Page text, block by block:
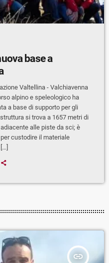
base a
Valtellina - Valchiavenna
alpino e speleologico ha
a base di supporto per gli
si trova a 1657 metri di
alle piste da sci; è
custodire il materiale
insert_link